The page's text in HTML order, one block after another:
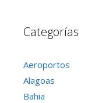
Categorías
Aeroportos
Alagoas
Bahia